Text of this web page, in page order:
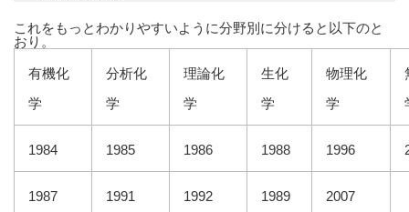
これをもっとわかりやすいように分野別に分けると以下のと
おり。
有機化
学
分析化
学
理論化
学
生化
学
物理化
学
1984 1985 1986 1988 1996
1987 1991 1992 1989 2007